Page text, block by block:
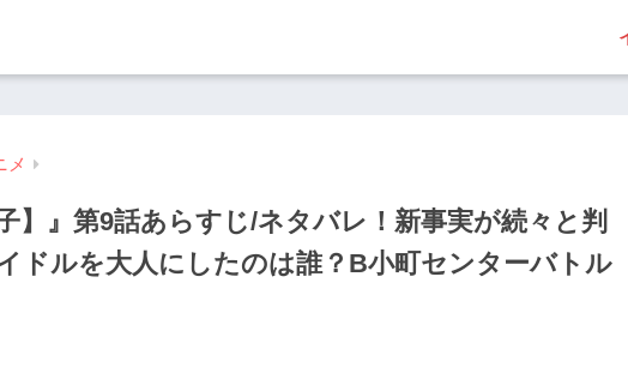
メ
】』第9話あらすじ/ネタバレ！新事実が続々と判
ドルを大人にしたのは誰？B小町センターバトル